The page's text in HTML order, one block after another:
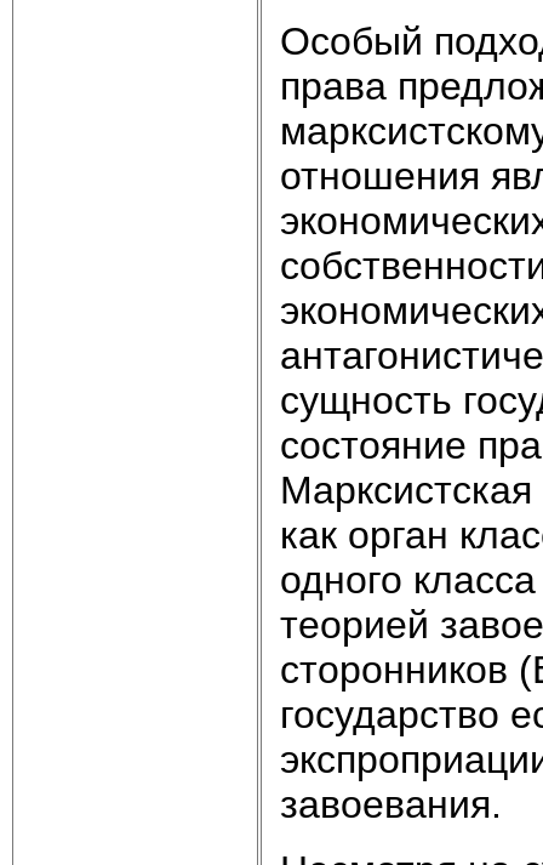
Особый
права
отношения
сущность
состояние
как орган
одного
теорией
сторонников
государство
завоевания.